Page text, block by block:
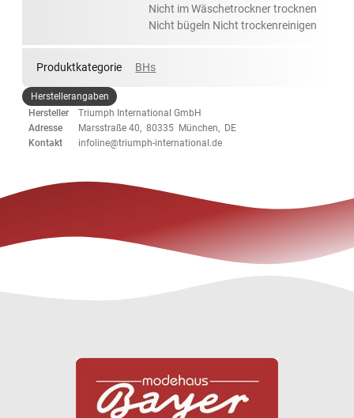
Nicht im Wäschetrockner trocknen
Nicht bügeln Nicht trockenreinigen
Produktkategorie BHs
Herstellerangaben
Hersteller
Triumph International GmbH
Adresse
Marsstraße 40, 80335 München, DE
Kontakt
infoline@triumph-international.de